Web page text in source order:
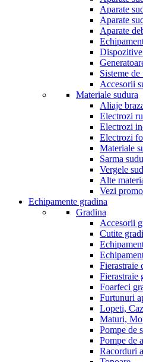
Aparate
Aparate
Aparate
Dispozitive
Sisteme
Accesorii
Materiale sudura
Aliaje
Electrozi
Electrozi
Electrozi
Materiale
Sarma
Vergele
Alte
Vezi
Echipamente gradina
Gradina
Accesorii
Cutite
Fierastraie
Fierastraie
Foarfeci
Furtunuri
Lopeti,
Maturi,
Pompe de
Pompe de
Racorduri